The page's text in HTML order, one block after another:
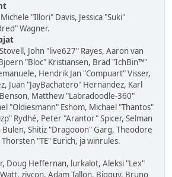
"Illori" Davis, Jessica "Suki"
Wagner.
John "live627" Rayes, Aaron van
"Bloc" Kristiansen, Brad "IchBin™"
Hendrik Jan "Compuart" Visser,
Juan "JayBachatero" Hernandez, Karl
Matthew "Labradoodle-360"
"Oldiesmann" Eshom, Michael "Thantos"
Rydhé, Peter "Arantor" Spicer, Selman
Bulen, Shitiz "Dragooon" Garg, Theodore
"TE" Eurich, ja winrules.
Doug Heffernan, lurkalot, Aleksi "Lex"
ziycon, Adam Tallon, Bigguy, Bruno